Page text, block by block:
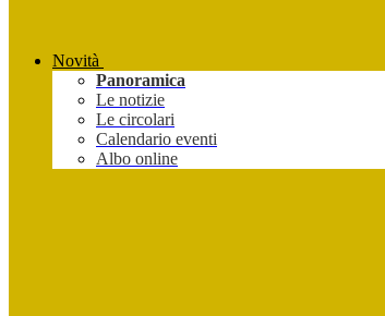
Novità
Panoramica
Le notizie
Le circolari
Calendario eventi
Albo online